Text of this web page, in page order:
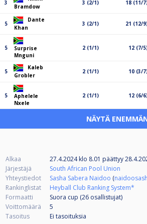
3
Bramdow
3 (2/1) 18 (11/
5
Dante
Khan
3 (2/1) 21 (12/
5
Surprise
Mnguni
2 (1/1) 12 (7/
5
Kaleb
Grobler
2 (1/1) 10 (3/
5
Aphelele
Nxele
2 (1/1) 12 (6/
NÄYTÄ
Alkaa 27.4.2024 klo 8.01 päättyy
Järjestäjä
South African Pool Union
Yhteystiedot
Sasha Sabera Naidoo (
Rankinglistat
Heyball Club Ranking System*
Formaatti
Suora cup (26 osallistujat)
Voittomäärä
5
Tasoitus
Ei tasoituksia